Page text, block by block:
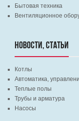
Бытовая техника
Вентиляционное
НОВОСТИ, СТАТЬИ
Котлы
Автоматика,
Теплые полы
Трубы и арматура
Насосы